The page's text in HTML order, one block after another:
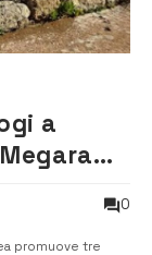
a
0
promuove tre